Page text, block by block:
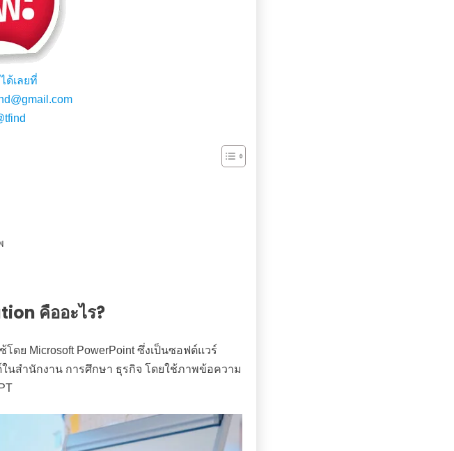
ด้เลยที่
คืออะไร?
ดย Microsoft PowerPoint ซึ่งเป็นซอฟต์แวร์
นสำนักงาน การศึกษา ธุรกิจ โดยใช้ภาพข้อความ